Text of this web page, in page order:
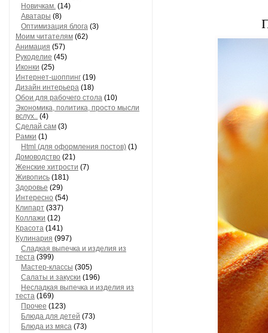
Мои дизайны(16)
Новичкам.(14)
Аватары(8)
Оптимизация блога
Моим читателям
Анимация(57)
Рукоделие(45)
Иконки(25)
Интернет-шоппинг (19)
Дизайн интерьера(18)
Обои для рабочего стола(10)
Экономика, политика, просто мысли
вслух..(4)
Сделай сам
Рамки (1)
Html (для оформления постов)
Домоводство(21)
Женские хитрости
Живопись (181)
Здоровье(29)
Интересно(54)
Клипарт(337)
Коллажи (12)
Красота(141)
Кулинария(997)
Сладкая выпечка и изделия из
теста(399)
Мастер-классы(305)
Салаты и закуски(196)
Несладкая выпечка и изделия из
теста(169)
Прочее(123)
Блюда для детей(73)